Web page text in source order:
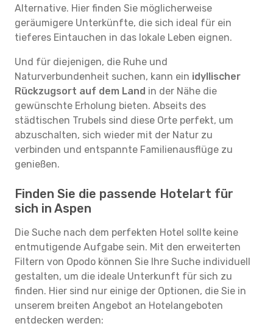
Alternative. Hier finden Sie möglicherweise
geräumigere Unterkünfte, die sich ideal für ein
tieferes Eintauchen in das lokale Leben eignen.
Und für diejenigen, die Ruhe und
Naturverbundenheit suchen, kann ein idyllischer
Rückzugsort auf dem Land in der Nähe die
gewünschte Erholung bieten. Abseits des
städtischen Trubels sind diese Orte perfekt, um
abzuschalten, sich wieder mit der Natur zu
verbinden und entspannte Familienausflüge zu
genießen.
Finden Sie die passende Hotelart für
sich in Aspen
Die Suche nach dem perfekten Hotel sollte keine
entmutigende Aufgabe sein. Mit den erweiterten
Filtern von Opodo können Sie Ihre Suche individuell
gestalten, um die ideale Unterkunft für sich zu
finden. Hier sind nur einige der Optionen, die Sie in
unserem breiten Angebot an Hotelangeboten
entdecken werden: